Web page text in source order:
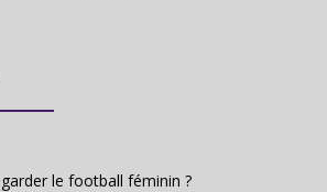
le football féminin ?